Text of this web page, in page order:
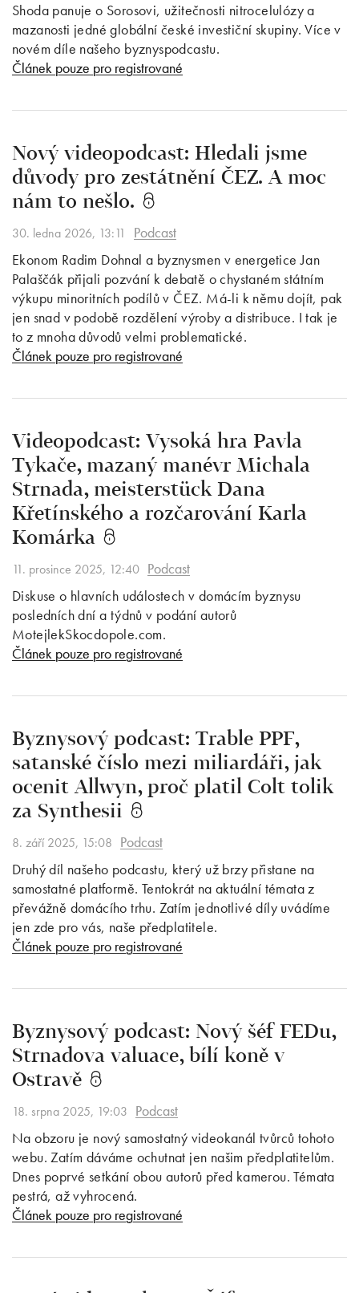
Shoda panuje o Sorosovi, užitečnosti nitrocelulózy a
mazanosti jedné globální české investiční skupiny. Více v
novém díle našeho byznyspodcastu.
Článek pouze pro registrované
Nový videopodcast: Hledali jsme
důvody pro zestátnění ČEZ. A moc
nám to nešlo.
30. ledna 2026, 13:11
Podcast
Ekonom Radim Dohnal a byznysmen v energetice Jan
Palaščák přijali pozvání k debatě o chystaném státním
výkupu minoritních podílů v ČEZ. Má-li k němu dojít, pak
jen snad v podobě rozdělení výroby a distribuce. I tak je
to z mnoha důvodů velmi problematické.
Článek pouze pro registrované
Videopodcast: Vysoká hra Pavla
Tykače, mazaný manévr Michala
Strnada, meisterstück Dana
Křetínského a rozčarování Karla
Komárka
11. prosince 2025, 12:40 Podcast
Diskuse o hlavních událostech v domácím byznysu
posledních dní a týdnů v podání autorů
MotejlekSkocdopole.com.
Článek pouze pro registrované
Byznysový podcast: Trable PPF,
satanské číslo mezi miliardáři, jak
ocenit Allwyn, proč platil Colt tolik
za Synthesii
8. září 2025, 15:08 Podcast
Druhý díl našeho podcastu, který už brzy přistane na
samostatné platformě. Tentokrát na aktuální témata z
převážně domácího trhu. Zatím jednotlivé díly uvádíme
jen zde pro vás, naše předplatitele.
Článek pouze pro registrované
Byznysový podcast: Nový šéf FEDu,
Strnadova valuace, bílí koně v
Ostravě
18. srpna 2025, 19:03 Podcast
Na obzoru je nový samostatný videokanál tvůrců tohoto
webu. Zatím dáváme ochutnat jen našim předplatitelům.
Dnes poprvé setkání obou autorů před kamerou. Témata
pestrá, až vyhrocená.
Článek pouze pro registrované